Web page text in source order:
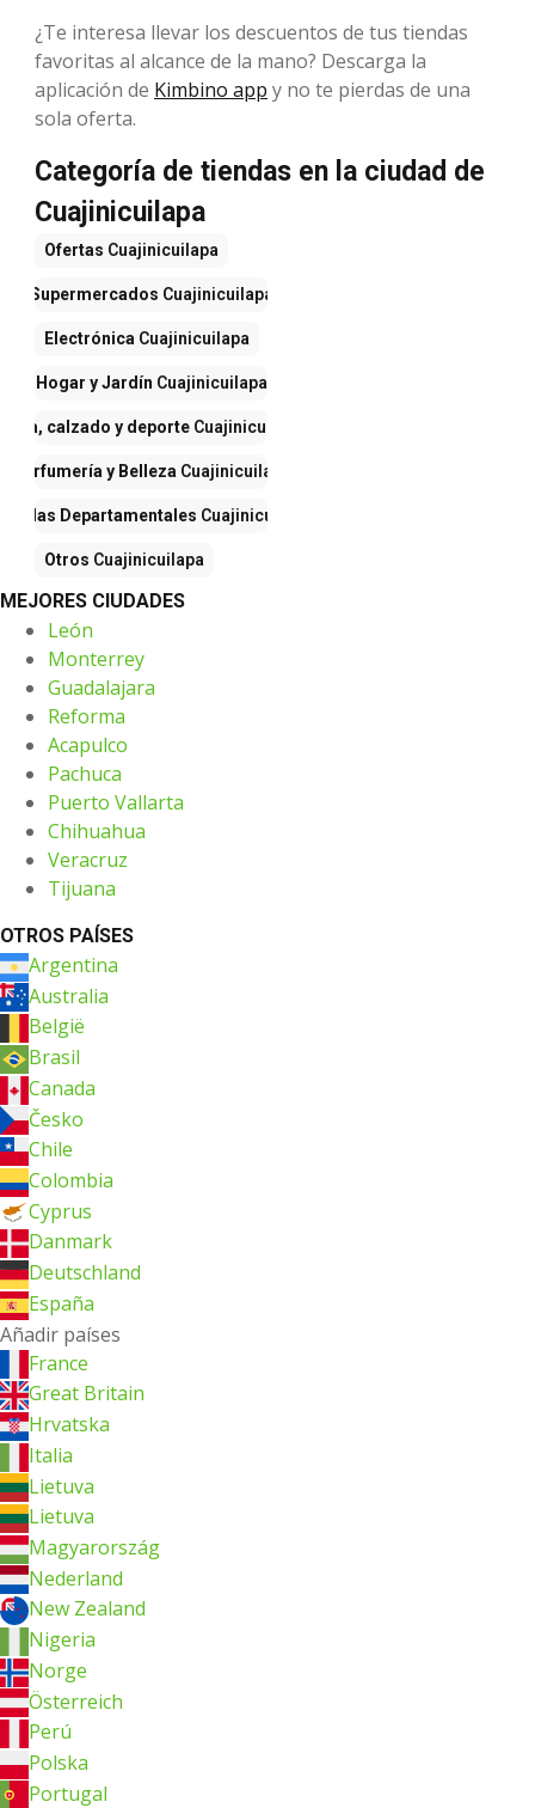
¿Te interesa llevar los descuentos de tus tiendas
favoritas al alcance de la mano? Descarga la
aplicación de Kimbino app y no te pierdas de una
sola oferta.
Categoría de tiendas en la ciudad de
Cuajinicuilapa
Ofertas Cuajinicuilapa
Supermercados Cuajinicuilapa
Electrónica Cuajinicuilapa
Hogar y Jardín Cuajinicuilapa
calzado y deporte Cuajinicuilapa
Perfumería y Belleza Cuajinicuilapa
Departamentales Cuajinicuilapa
Otros Cuajinicuilapa
MEJORES CIUDADES
León
Monterrey
Guadalajara
Reforma
Acapulco
Pachuca
Puerto Vallarta
Chihuahua
Veracruz
Tijuana
OTROS PAÍSES
Argentina
Australia
België
Brasil
Canada
Česko
Chile
Colombia
Cyprus
Danmark
Deutschland
España
Añadir países
France
Great Britain
Hrvatska
Italia
Lietuva
Lietuva
Magyarország
Nederland
New Zealand
Nigeria
Norge
Österreich
Perú
Polska
Portugal